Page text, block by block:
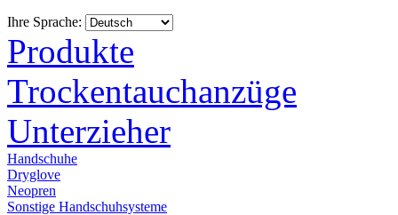
Ihre Sprache:
Produkte
Trockentauchanzüge
Unterzieher
Handschuhe
Dryglove
Neopren
Sonstige Handschuhsysteme